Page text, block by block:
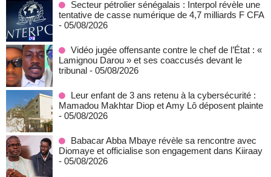
Secteur pétrolier sénégalais : Interpol révèle une
tentative de casse numérique de 4,7 milliards F CFA
- 05/08/2026
Vidéo jugée offensante contre le chef de l’État : «
Lamignou Darou » et ses coaccusés devant le
tribunal - 05/08/2026
Leur enfant de 3 ans retenu à la cybersécurité :
Mamadou Makhtar Diop et Amy Lô déposent plainte
- 05/08/2026
Babacar Abba Mbaye révèle sa rencontre avec
Diomaye et officialise son engagement dans Kiiraay
- 05/08/2026